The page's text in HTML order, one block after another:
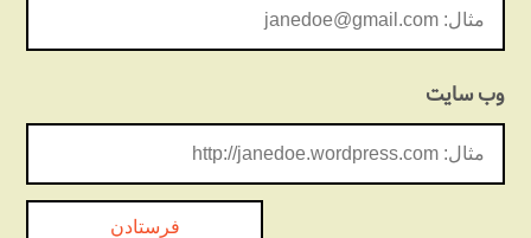
وب‌ سایت